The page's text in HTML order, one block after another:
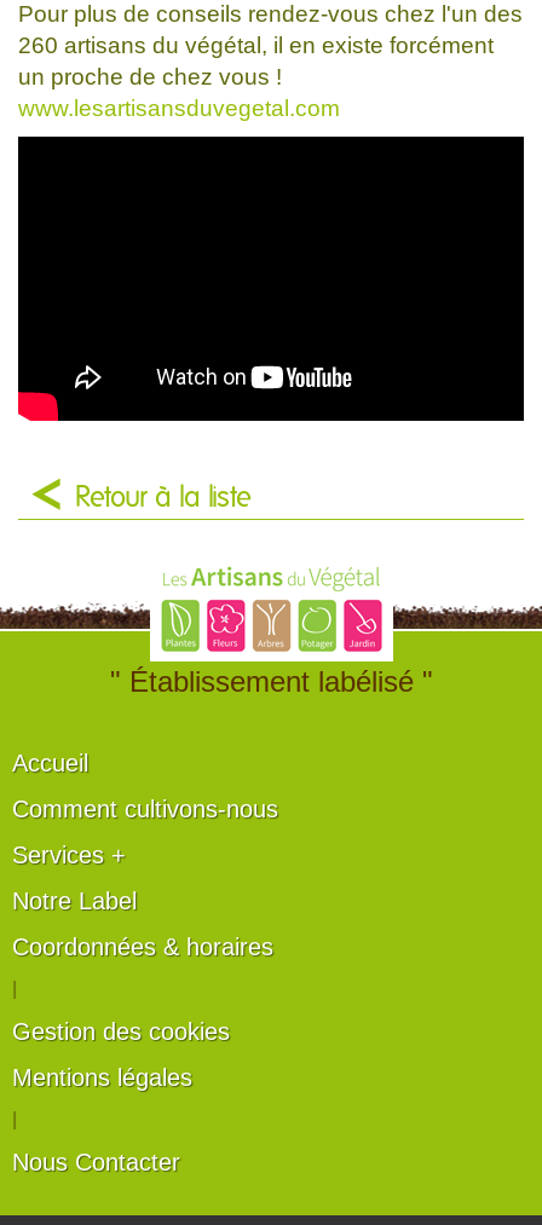
Pour plus de conseils rendez-vous chez l'un des
260 artisans du végétal, il en existe forcément
un proche de chez vous !
www.lesartisansduvegetal.com
Retour à la liste
" Établissement labélisé "
Accueil
Comment cultivons-nous
Services +
Notre Label
Coordonnées & horaires
Gestion des cookies
Mentions légales
Nous Contacter